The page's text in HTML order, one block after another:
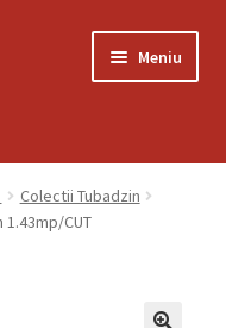
Meniu
Colectii Tubadzin
1.43mp/CUT